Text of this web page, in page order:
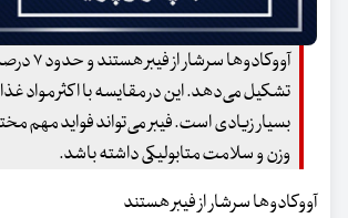
آووکادوها
تشکیل می‌دهد. این در مقایسه با اکثر مواد
بسیار زیادی است. فیبر می‌تواند فواید مهم
وزن و سلامت متابولیکی داشته باشد.
آووکادوها سرشار از فیبر هستند